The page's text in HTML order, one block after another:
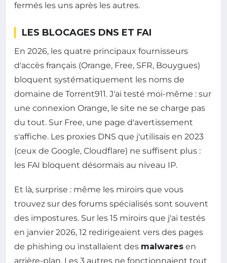
fermés les uns après les autres.
LES BLOCAGES DNS ET FAI
En 2026, les quatre principaux fournisseurs
d'accès français (Orange, Free, SFR, Bouygues)
bloquent systématiquement les noms de
domaine de Torrent911. J'ai testé moi-même : sur
une connexion Orange, le site ne se charge pas
du tout. Sur Free, une page d'avertissement
s'affiche. Les proxies DNS que j'utilisais en 2023
(ceux de Google, Cloudflare) ne suffisent plus :
les FAI bloquent désormais au niveau IP.
Et là, surprise : même les miroirs que vous
trouvez sur des forums spécialisés sont souvent
des impostures. Sur les 15 miroirs que j'ai testés
en janvier 2026, 12 redirigeaient vers des pages
de phishing ou installaient des malwares en
arrière-plan. Les 3 autres ne fonctionnaient tout